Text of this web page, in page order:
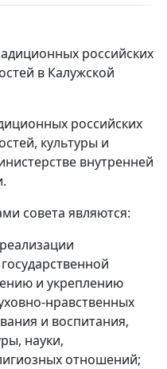
российских
в Калужской
российских
культуры и
внутренней
совета являются:
и укреплению
нравственных
и воспитания,
науки,
отношений;